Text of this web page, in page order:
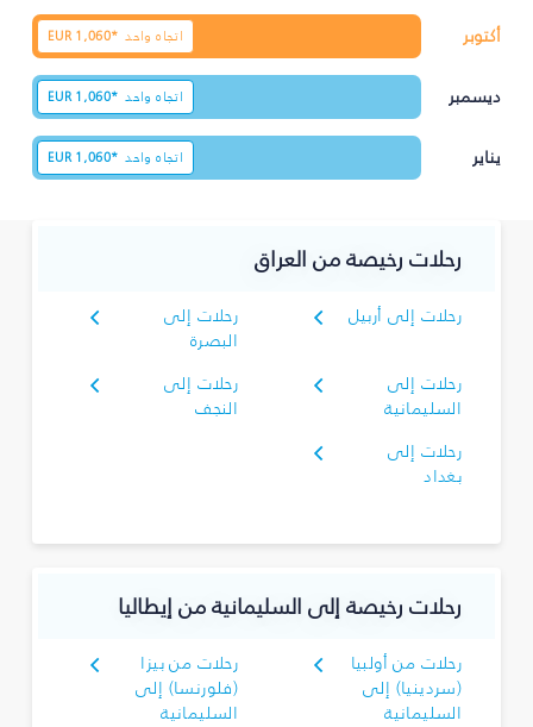
أكتوبر اتجاه واحد EUR 1,060*
ديسمبر اتجاه واحد EUR 1,060*
يناير اتجاه واحد EUR 1,060*
رحلات رخيصة من العراق
رحلات إلى أربيل
رحلات إلى
البصرة‎
رحلات إلى
السليمانية‎
رحلات إلى
النجف
رحلات إلى
بغداد
رحلات رخيصة إلى السليمانية‎ من إيطاليا
رحلات من أولبيا
(سردينيا) إلى
السليمانية‎
رحلات من بيزا
(فلورنسا) إلى
السليمانية‎